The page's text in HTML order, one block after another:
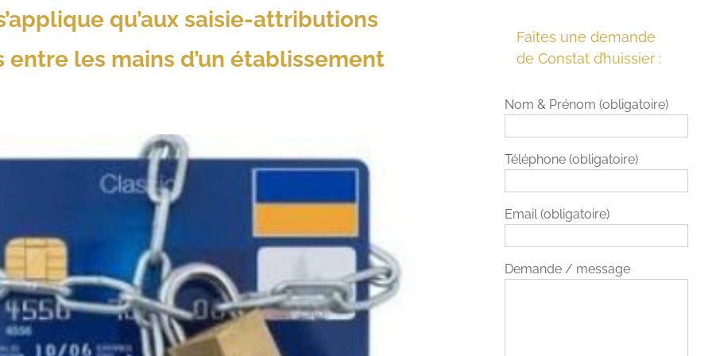
qu’aux saisie-attributions
entre les mains d’un établissement
Faites une demande
de Constat d’huissier :
Nom & Prénom (obligatoire)
Téléphone (obligatoire)
Email (obligatoire)
Demande / message